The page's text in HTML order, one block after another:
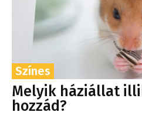
Színes
Melyik háziállat
hozzád?